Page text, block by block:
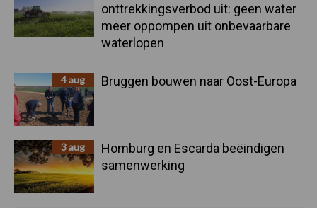
onttrekkingsverbod uit: geen water
meer oppompen uit onbevaarbare
waterlopen
4 aug Bruggen bouwen naar Oost-Europa
3 aug
Homburg en Escarda beëindigen
samenwerking